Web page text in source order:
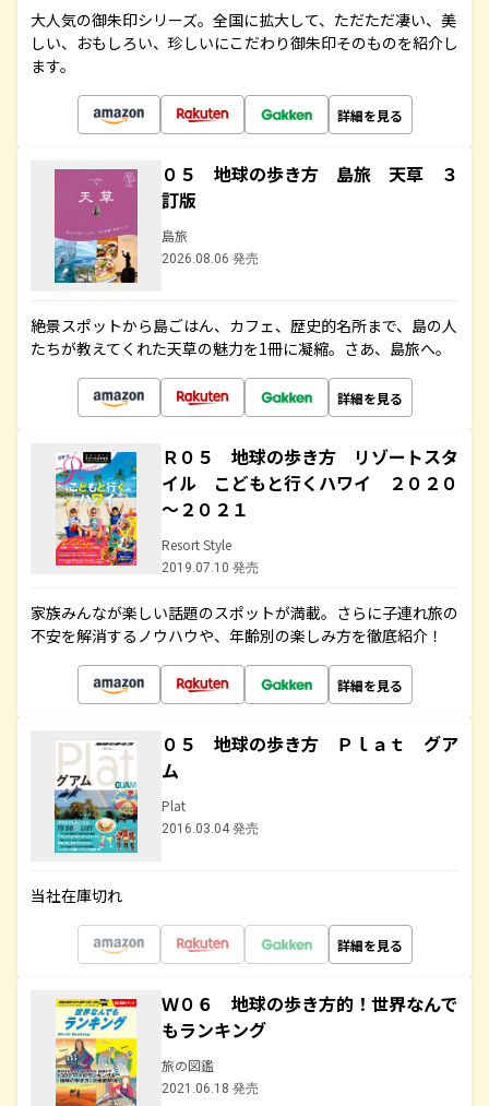
大人気の御朱印シリーズ。全国に拡大して、ただただ凄い、美
しい、おもしろい、珍しいにこだわり御朱印そのものを紹介し
ます。
詳細を見る
０５ 地球の歩き方 島旅 天草 ３
訂版
島旅
2026.08.06 発売
絶景スポットから島ごはん、カフェ、歴史的名所まで、島の人
たちが教えてくれた天草の魅力を1冊に凝縮。さあ、島旅へ。
詳細を見る
Ｒ０５ 地球の歩き方 リゾートスタ
イル こどもと行くハワイ ２０２０
～２０２１
Resort Style
2019.07.10 発売
家族みんなが楽しい話題のスポットが満載。さらに子連れ旅の
不安を解消するノウハウや、年齢別の楽しみ方を徹底紹介！
詳細を見る
０５ 地球の歩き方 Ｐｌａｔ グア
ム
Plat
2016.03.04 発売
当社在庫切れ
詳細を見る
Ｗ０６ 地球の歩き方的！世界なんで
もランキング
旅の図鑑
2021.06.18 発売